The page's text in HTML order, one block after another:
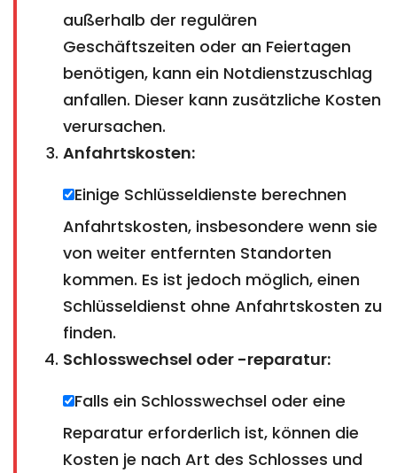
außerhalb der regulären
Geschäftszeiten oder an Feiertagen
benötigen, kann ein Notdienstzuschlag
anfallen. Dieser kann zusätzliche Kosten
verursachen.
Anfahrtskosten:
Einige Schlüsseldienste berechnen
Anfahrtskosten, insbesondere wenn sie
von weiter entfernten Standorten
kommen. Es ist jedoch möglich, einen
Schlüsseldienst ohne Anfahrtskosten zu
finden.
Schlosswechsel oder -reparatur:
Falls ein Schlosswechsel oder eine
Reparatur erforderlich ist, können die
Kosten je nach Art des Schlosses und